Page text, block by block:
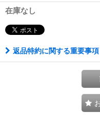
在庫なし
返品特約に関する重要事項